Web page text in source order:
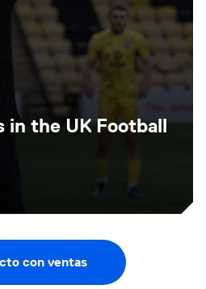
in the UK Football
con ventas